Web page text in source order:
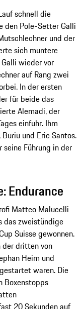
schnell die
den Pole-Setter Galli
und der
sich muntere
wieder vor
auf Rang zwei
In der ersten
für beide das
Alemadi, der
einfuhr. Ihm
und Eric Santos.
Führung in der
Endurance
Matteo Malucelli
das zweistündige
Suisse gewonnen.
der dritten von
Heim und
waren. Die
Boxenstopps
20 Sekunden auf